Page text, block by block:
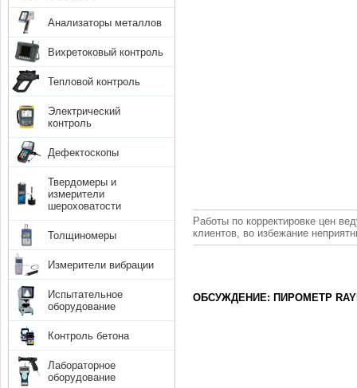
Работы по корректировке цен
клиентов, во избежание
ОБСУЖДЕНИЕ: ПИРОМЕТР
Анализаторы металлов
Вихретоковый контроль
Тепловой контроль
Электрический
контроль
Дефектоскопы
Твердомеры и
измерители
шероховатости
Толщиномеры
Измерители вибрации
Испытательное
оборудование
Контроль бетона
Лабораторное
оборудование